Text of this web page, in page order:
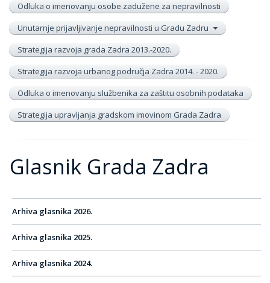
Odluka o imenovanju osobe zadužene za nepravilnosti
Unutarnje prijavljivanje nepravilnosti u Gradu Zadru
Strategija razvoja grada Zadra 2013.-2020.
Strategija razvoja urbanog područja Zadra 2014. - 2020.
Odluka o imenovanju službenika za zaštitu osobnih podataka
Strategija upravljanja gradskom imovinom Grada Zadra
Glasnik Grada Zadra
Arhiva glasnika 2026.
Arhiva glasnika 2025.
Arhiva glasnika 2024.